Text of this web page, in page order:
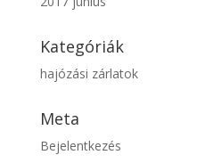
Kategóriák
hajózási zárlatok
Meta
Bejelentkezés